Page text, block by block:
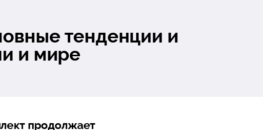
тенденции и
и мире
продолжает